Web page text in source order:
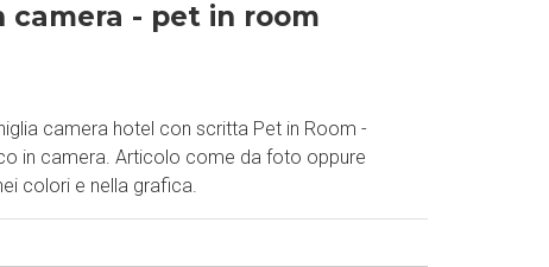
camera - pet in room
camera hotel con scritta Pet in Room -
in camera. Articolo come da foto oppure
colori e nella grafica.